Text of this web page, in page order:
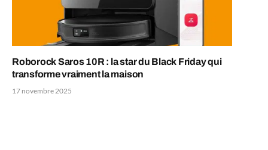
Roborock Saros 10R : la star du Black Friday qui
transforme vraiment la maison
17 novembre 2025